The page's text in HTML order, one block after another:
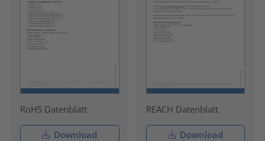
RoHS Datenblatt
Download
REACH Datenblatt
Download